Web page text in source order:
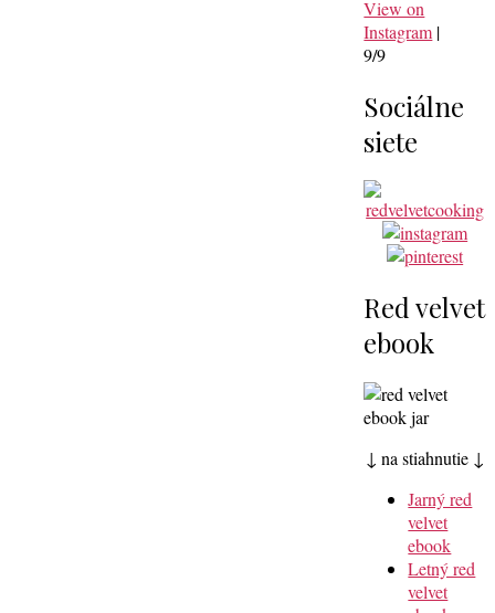
View on
Instagram |
9/9
Sociálne
siete
Red velvet
ebook
↓ na stiahnutie ↓
Jarný red
velvet
ebook
Letný red
velvet